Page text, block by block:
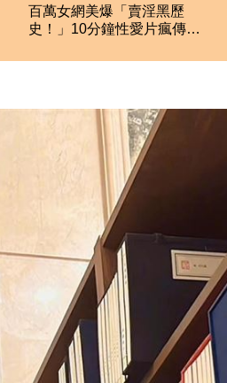
百萬女網美爆「賣淫黑歷
史！」10分鐘性愛片瘋傳